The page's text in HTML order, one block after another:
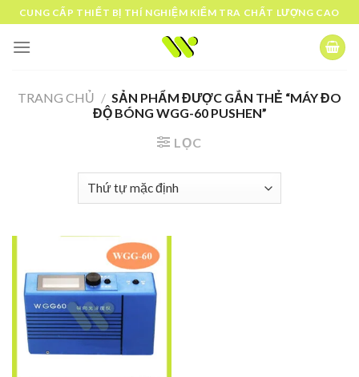
Skip
to
content
CUNG CẤP THIẾT BỊ THÍ NGHIỆM KIỂM TRA CHẤT LƯỢNG CAO
TRANG CHỦ / SẢN PHẨM ĐƯỢC GẮN THẺ “MÁY ĐO
ĐỘ BÓNG WGG-60 PUSHEN”
LỌC